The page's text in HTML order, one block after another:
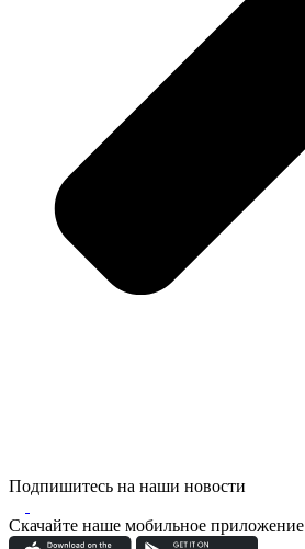
Подпишитесь на наши новости
Скачайте наше мобильное приложение